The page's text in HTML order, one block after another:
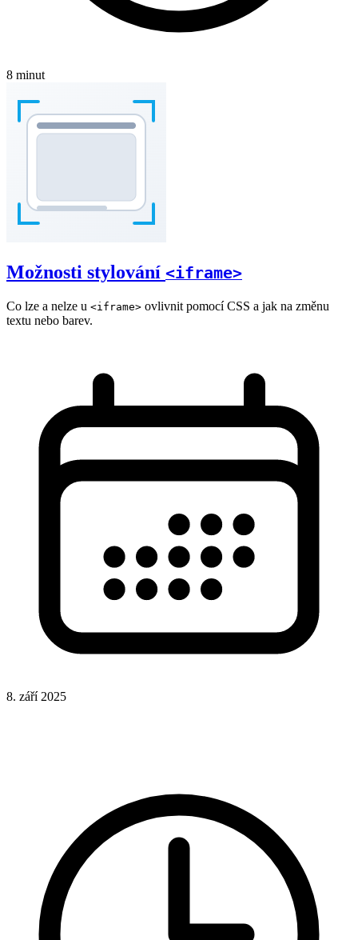
8 minut
Možnosti stylování <iframe>
Co lze a nelze u <iframe> ovlivnit pomocí CSS a jak na změnu
textu nebo barev.
8. září 2025